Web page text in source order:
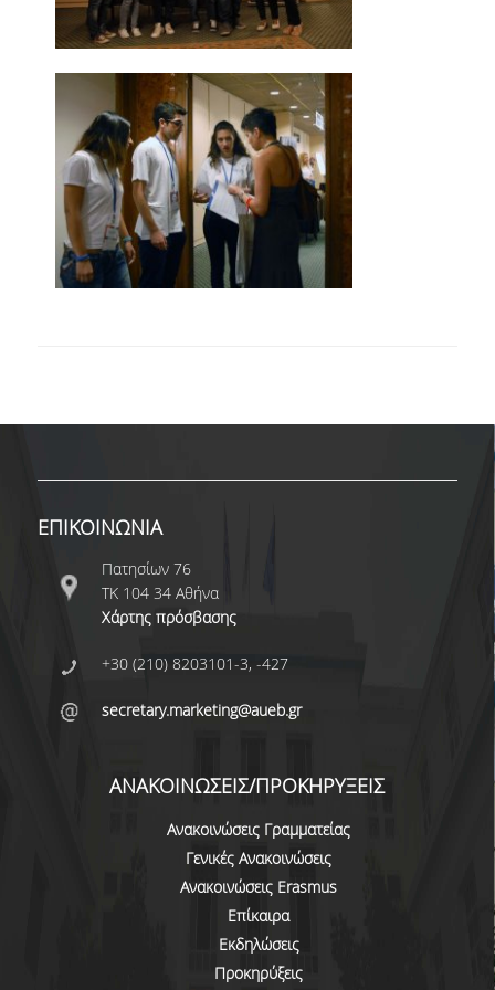
ΔΙΟΙΚΗΤΙΚΟ ΠΡΟΣΩΠΙΚΟ
ΜΗΤΡΩΑ ΜΕΛΩΝ ΤΜΗΜΑΤΟΣ
ΕΝΤΕΤΑΛΜΕΝΟΙ ΔΙΔΑΣΚΟΝΤΕΣ ΑΚΑΔ.
ΕΤΟΥΣ '25-'26
ΠΡΟΠΤΥΧΙΑΚΕΣ ΣΠΟΥΔΕΣ
ΥΠΟΨΗΦΙΟΙ ΦΟΙΤΗΤΕΣ
Η ΖΩΗ ΣΤΟ ΤΜΗΜΑ
ΚΑΤΑΤΑΚΤΗΡΙΕΣ ΕΞΕΤΑΣΕΙΣ
ΔΙΑΔΙΚΑΣΙΕΣ ΦΟΙΤΗΣΗΣ
ΑΠΑΛΛΑΓΗ ΑΠΟ ΜΑΘΗΜΑΤΑ ΞΕΝΗΣ ΓΛΩΣΣΑΣ
ΜΕΤΑΠΤΥΧΙΑΚΕΣ ΣΠΟΥΔΕΣ
ΠΛΗΡΟΥΣ ΦΟΙΤΗΣΗΣ
ΔΙΔΑΚΤΟΡΙΚΟ ΠΡΟΓΡΑΜΜΑ
ΔΙΑΣΦΑΛΙΣΗ ΠΟΙΟΤΗΤΑΣ
ΠΟΛΙΤΙΚΗ ΠΟΙΟΤΗΤΑΣ
ΔΕΔΟΜΕΝΑ ΠΟΙΟΤΗΤΑΣ
ΕΠΙΚΟΙΝΩΝΙΑ
Πατησίων 76
ΤΚ 104 34 Αθήνα
Χάρτης πρόσβασης
+30 (210) 8203101-3, -427
secretary.marketing@aueb.gr
ΑΝΑΚΟΙΝΩΣΕΙΣ/ΠΡΟΚΗΡΥΞΕΙΣ
Ανακοινώσεις Γραμματείας
Γενικές Ανακοινώσεις
Ανακοινώσεις Erasmus
Επίκαιρα
Εκδηλώσεις
Προκηρύξεις